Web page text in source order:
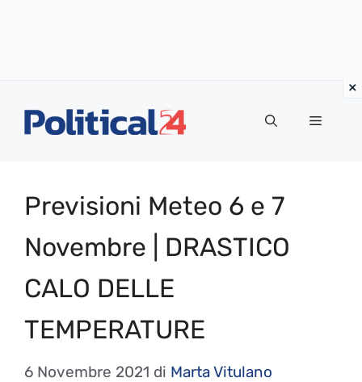
Menu
Previsioni Meteo 6 e 7
Novembre | DRASTICO
CALO DELLE
TEMPERATURE
6 Novembre 2021 di Marta Vitulano